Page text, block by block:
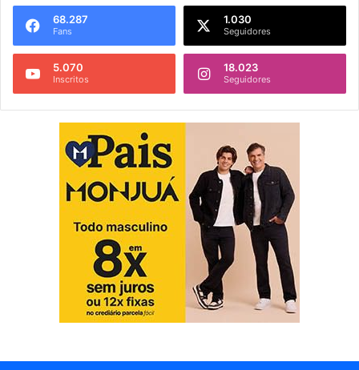
68.287
Fans
1.030
Seguidores
5.070
Inscritos
18.023
Seguidores